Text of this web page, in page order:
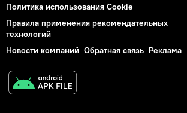
Политика использования Cookie
Правила применения рекомендательных
технологий
Новости компаний Обратная связь Реклама